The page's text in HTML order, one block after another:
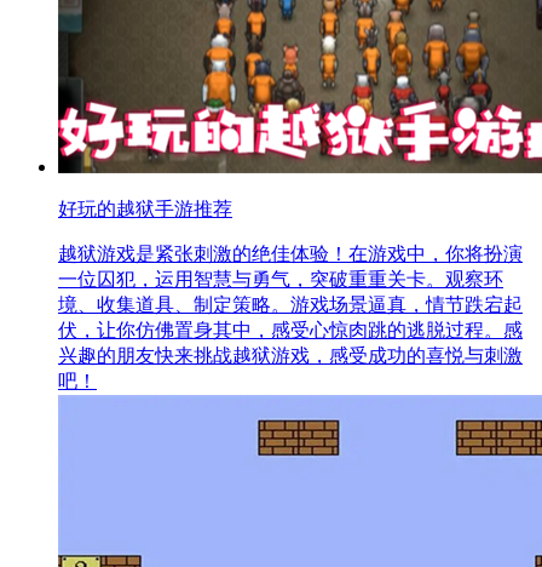
好玩的越狱手游推荐
越狱游戏是紧张刺激的绝佳体验！在游戏中，你将扮演
一位囚犯，运用智慧与勇气，突破重重关卡。观察环
境、收集道具、制定策略。游戏场景逼真，情节跌宕起
伏，让你仿佛置身其中，感受心惊肉跳的逃脱过程。感
兴趣的朋友快来挑战越狱游戏，感受成功的喜悦与刺激
吧！